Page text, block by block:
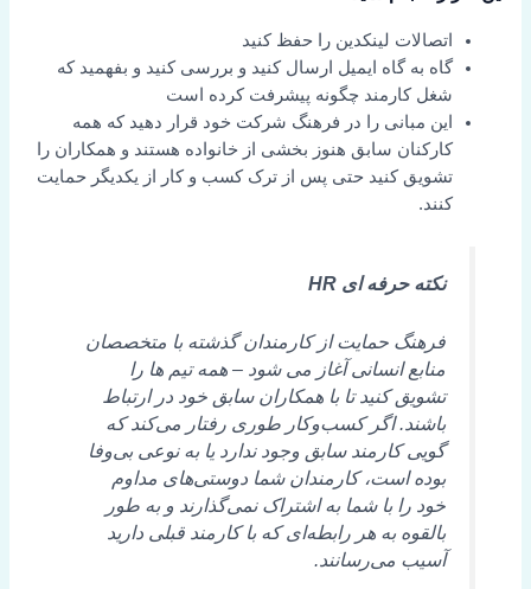
اتصالات لینکدین را حفظ کنید
گاه به گاه ایمیل ارسال کنید و بررسی کنید و بفهمید که
شغل کارمند چگونه پیشرفت کرده است
این مبانی را در فرهنگ شرکت خود قرار دهید که همه
کارکنان سابق هنوز بخشی از خانواده هستند و همکاران را
تشویق کنید حتی پس از ترک کسب و کار از یکدیگر حمایت
کنند.
نکته حرفه ای HR
فرهنگ حمایت از کارمندان گذشته با متخصصان
منابع انسانی آغاز می شود – همه تیم ها را
تشویق کنید تا با همکاران سابق خود در ارتباط
باشند. اگر کسب‌وکار طوری رفتار می‌کند که
گویی کارمند سابق وجود ندارد یا به نوعی بی‌وفا
بوده است، کارمندان شما دوستی‌های مداوم
خود را با شما به اشتراک نمی‌گذارند و به طور
بالقوه به هر رابطه‌ای که با کارمند قبلی دارید
آسیب می‌رسانند.